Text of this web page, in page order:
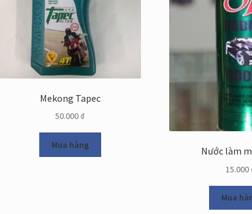
Mekong Tapec
50.000 ₫
Mua hàng Nước làm
15.000
Mua